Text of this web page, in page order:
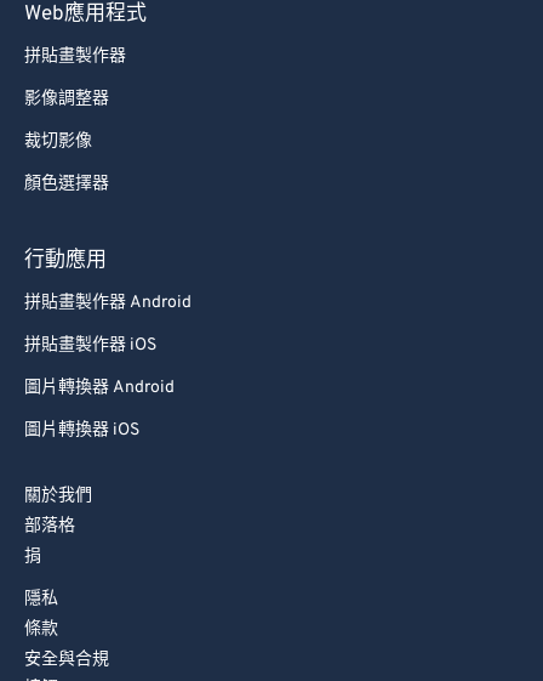
Web應用程式
拼貼畫製作器
影像調整器
裁切影像
顏色選擇器
行動應用
拼貼畫製作器 Android
拼貼畫製作器 iOS
圖片轉換器 Android
圖片轉換器 iOS
關於我們
部落格
捐
隱私
條款
安全與合規